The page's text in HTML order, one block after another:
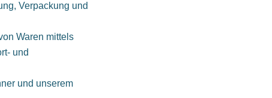
Verpackung und
Waren mittels
und
und unserem